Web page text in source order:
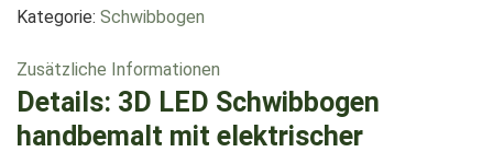
Kategorie: Schwibbogen
Zusätzliche Informationen
Details: 3D LED Schwibbogen
handbemalt mit elektrischer